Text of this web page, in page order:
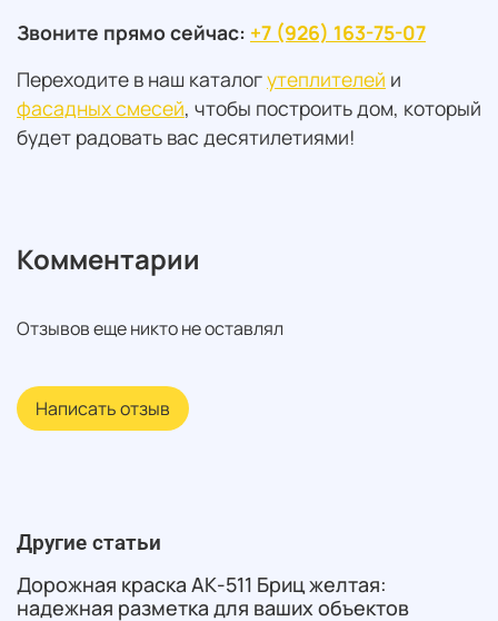
Звоните прямо сейчас: +7 (926) 163-75-07
Переходите в наш каталогутеплителей и
фасадных смесей, чтобы построить дом, который
будет радовать вас десятилетиями!
Комментарии
Отзывов еще никто не оставлял
Написать отзыв
Другие статьи
Дорожная краска АК-511 Бриц желтая:
надежная разметка для ваших объектов